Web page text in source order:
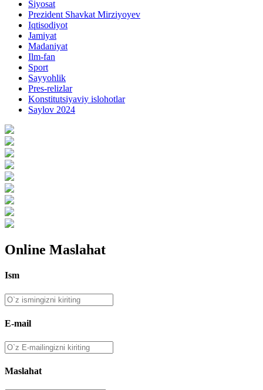
Siyosat
Prezident Shavkat Mirziyoyev
Iqtisodiyot
Jamiyat
Madaniyat
Ilm-fan
Sport
Sayyohlik
Pres-relizlar
Konstitutsiyaviy islohotlar
Saylov 2024
Online Maslahat
Ism
E-mail
Maslahat